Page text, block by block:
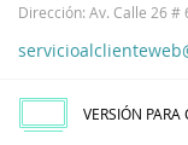
Dirección: Av. Calle 26 #
VERSIÓN